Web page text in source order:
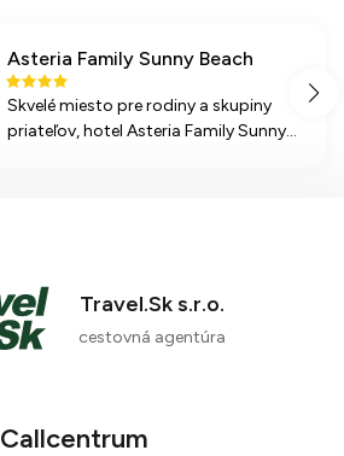
Asteria Family Sunny Beach
Skvelé miesto pre rodiny a skupiny
priateľov, hotel Asteria Family Sunny
Travel.Sk s.r.o.
cestovná agentúra
Callcentrum